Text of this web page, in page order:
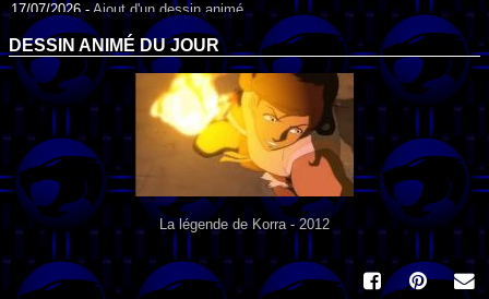
17/07/2026 -Ajout d'un dessin animé
Ajout du dessin animé Heidi (1995) dans la liste.
09/07/2026 -Ajout d'un dessin animé
Ajout du dessin animé Genki l'Aventurier de la Chance (2006) dans la
liste.
04/07/2026 -
Ajout d'un dessin animé
Ajout du dessin animé Vilain Petit Canard (2000) dans la liste.
04/07/2026 - Ajout d'un dessin animé
Ajout du dessin animé Le Noël du vilain petit canard (2003) dans la liste.
DESSIN ANIMÉ DU JOUR
La légende de Korra - 2012